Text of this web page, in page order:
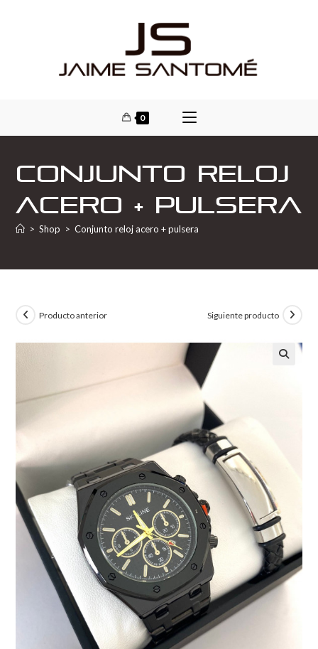
0
Conjunto reloj
acero + pulsera
> Shop > Conjunto reloj acero + pulsera
Producto anterior Siguiente producto